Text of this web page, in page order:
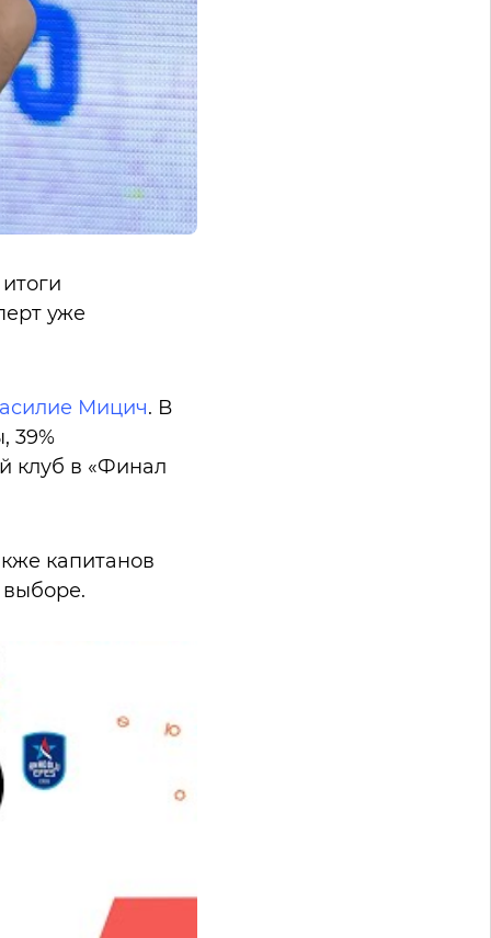
уже
Мицич. В
39%
клуб в «Финал
капитанов